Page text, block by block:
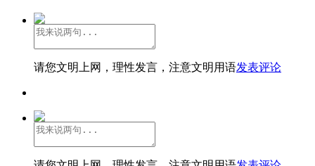
请您文明上网，理性发言，注意文明用语发表评论